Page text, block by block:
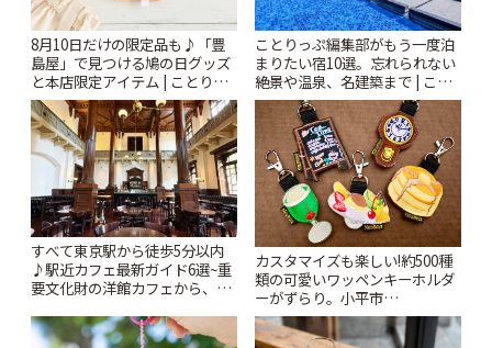
8月10日だけの限定品も♪「豊
島屋」で見つける鳩の日グッズ
と本店限定アイテム | ことりっ
ぷ
ことりっぷ編集部がもう一度泊
まりたい宿10選。忘れられない
絶景や温泉、名建築まで | こと
りっぷ
すべて東京駅から徒歩5分以内
♪駅近カフェ最新ガイド6選~重
要文化財の洋館カフェから、改
りっぷ
カスタマイズも楽しい!約500種
類の可愛いワッペンキーホルダ
ーがずらり。小平市
「Kimamaya T&K」 | ことりっ
ぷ